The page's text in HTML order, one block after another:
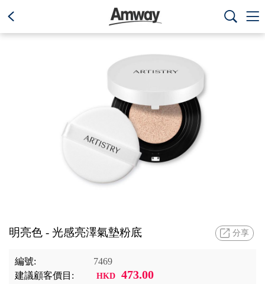
 

明亮色 - 光感亮澤氣墊粉底 分享
編號:
7469
建議顧客價目:
HKD 473.00